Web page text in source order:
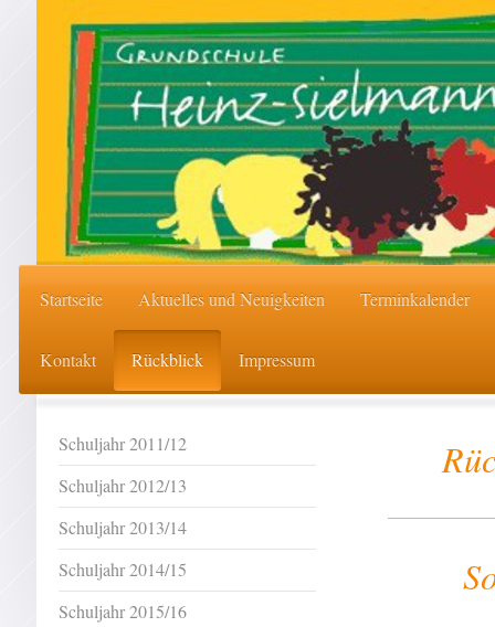
Startseite Aktuelles und Neuigkeiten Terminkalender
Kontakt Rückblick Impressum
Schuljahr 2011/12
Schuljahr 2012/13
Schuljahr 2013/14
Schuljahr 2014/15
Schuljahr 2015/16